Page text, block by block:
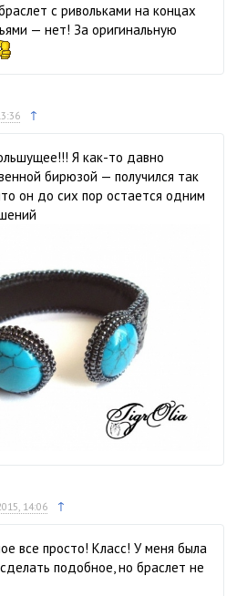
с ривольками на концах
— нет! За оригинальную
↑
Я как-то давно
бирюзой — получился так
он до сих пор остается одним
14:06 ↑
все просто! Класс! У меня была
подобное, но браслет не